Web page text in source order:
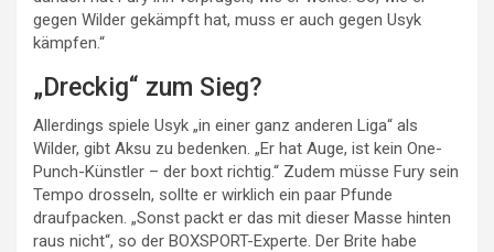
gegen Wilder gekämpft hat, muss er auch gegen Usyk
kämpfen.“
„Dreckig“ zum Sieg?
Allerdings spiele Usyk „in einer ganz anderen Liga“ als
Wilder, gibt Aksu zu bedenken. „Er hat Auge, ist kein One-
Punch-Künstler – der boxt richtig.“ Zudem müsse Fury sein
Tempo drosseln, sollte er wirklich ein paar Pfunde
draufpacken. „Sonst packt er das mit dieser Masse hinten
raus nicht“, so der BOXSPORT-Experte. Der Brite habe